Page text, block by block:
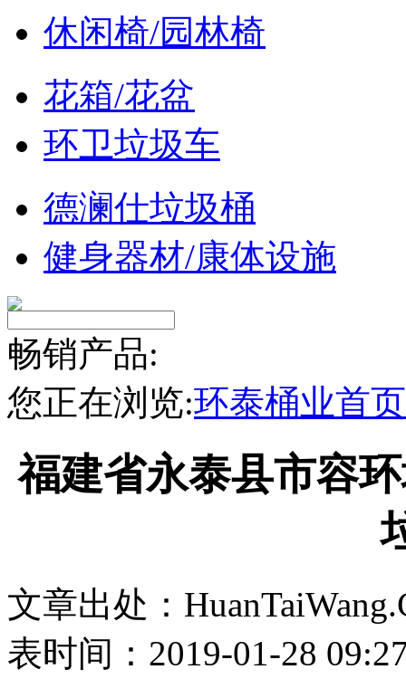
休闲椅/园林椅
花箱/花盆
环卫垃圾车
德澜仕垃圾桶
健身器材/康体设施
畅销产品:
您正在浏览:环泰桶业首页
福建省永泰县市容
文章出处：
表时间：2019-01-28